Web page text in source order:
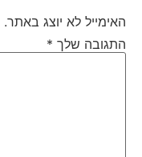
האימייל לא יוצג באתר.
התגובה שלך *